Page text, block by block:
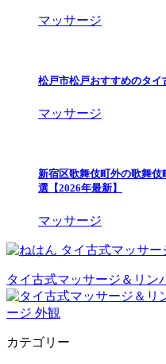
マッサージ
松戸市松戸おすすめのタイ
マッサージ
新宿区歌舞伎町外の歌舞
選【2026年最新】
マッサージ
タイ古式マッサージ＆リン
カテゴリー